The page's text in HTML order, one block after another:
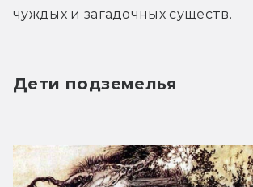
чуждых и загадочных существ.
Дети подземелья